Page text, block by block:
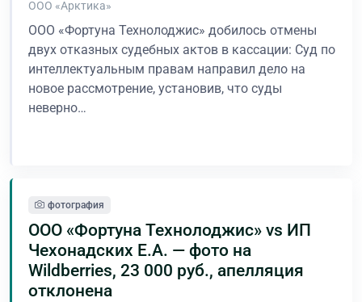
ООО «Арктика»
ООО «Фортуна Технолоджис» добилось отмены
двух отказных судебных актов в кассации: Суд по
интеллектуальным правам направил дело на
новое рассмотрение, установив, что суды
неверно…
фотография
ООО «Фортуна Технолоджис» vs ИП
Чехонадских Е.А. — фото на
Wildberries, 23 000 руб., апелляция
отклонена